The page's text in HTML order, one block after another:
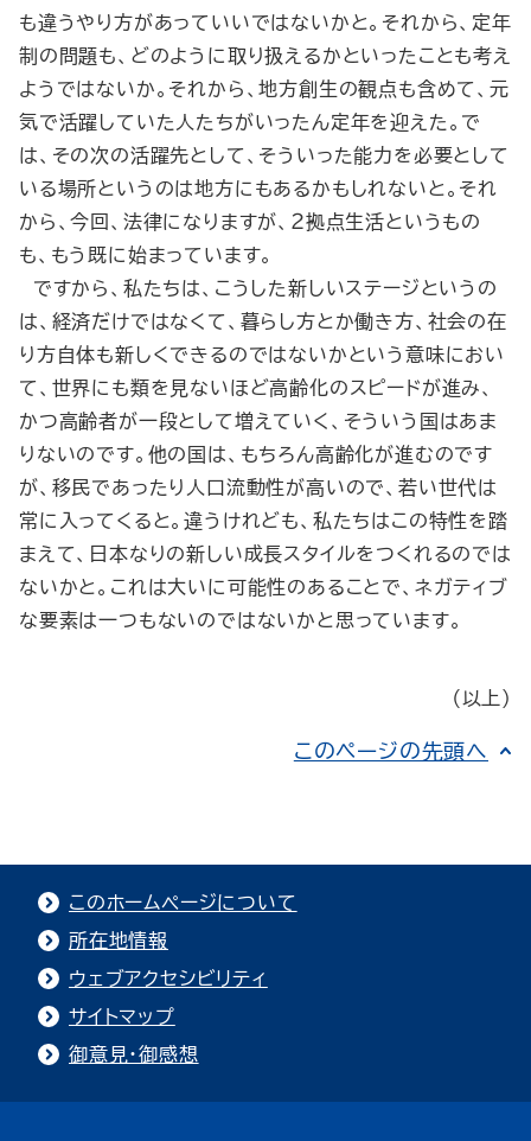
も違うやり方があっていいではないかと。それから、定年
制の問題も、どのように取り扱えるかといったことも考え
ようではないか。それから、地方創生の観点も含めて、元
気で活躍していた人たちがいったん定年を迎えた。で
は、その次の活躍先として、そういった能力を必要として
いる場所というのは地方にもあるかもしれないと。それ
から、今回、法律になりますが、２拠点生活というもの
も、もう既に始まっています。
ですから、私たちは、こうした新しいステージというの
は、経済だけではなくて、暮らし方とか働き方、社会の在
り方自体も新しくできるのではないかという意味におい
て、世界にも類を見ないほど高齢化のスピードが進み、
かつ高齢者が一段として増えていく、そういう国はあま
りないのです。他の国は、もちろん高齢化が進むのです
が、移民であったり人口流動性が高いので、若い世代は
常に入ってくると。違うけれども、私たちはこの特性を踏
まえて、日本なりの新しい成長スタイルをつくれるのでは
ないかと。これは大いに可能性のあることで、ネガティブ
な要素は一つもないのではないかと思っています。
（以上）
このページの先頭へ
このホームページについて
所在地情報
ウェブアクセシビリティ
サイトマップ
御意見・御感想